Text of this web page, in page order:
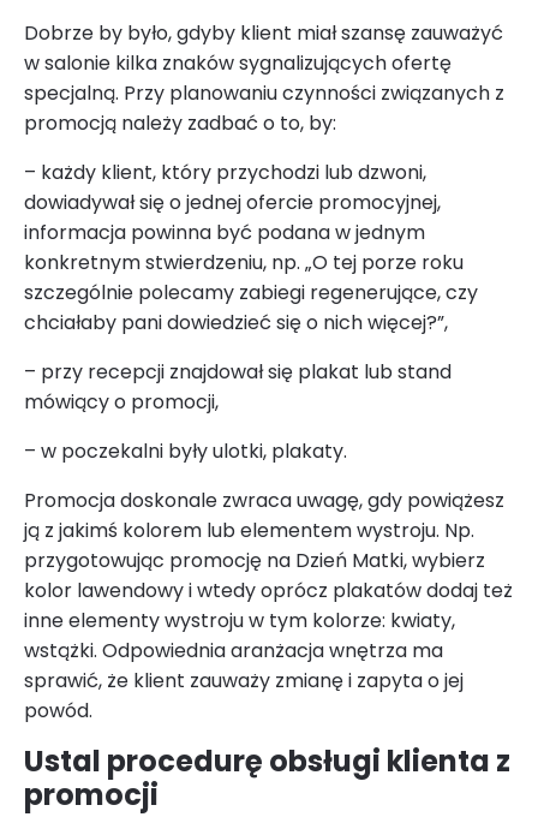
Dobrze by było, gdyby klient miał szansę zauważyć
w salonie kilka znaków sygnalizujących ofertę
specjalną. Przy planowaniu czynności związanych z
promocją należy zadbać o to, by:
– każdy klient, który przychodzi lub dzwoni,
dowiadywał się o jednej ofercie promocyjnej,
informacja powinna być podana w jednym
konkretnym stwierdzeniu, np. „O tej porze roku
szczególnie polecamy zabiegi regenerujące, czy
chciałaby pani dowiedzieć się o nich więcej?”,
– przy recepcji znajdował się plakat lub stand
mówiący o promocji,
– w poczekalni były ulotki, plakaty.
Promocja doskonale zwraca uwagę, gdy powiążesz
ją z jakimś kolorem lub elementem wystroju. Np.
przygotowując promocję na Dzień Matki, wybierz
kolor lawendowy i wtedy oprócz plakatów dodaj też
inne elementy wystroju w tym kolorze: kwiaty,
wstążki. Odpowiednia aranżacja wnętrza ma
sprawić, że klient zauważy zmianę i zapyta o jej
powód.
Ustal procedurę obsługi klienta z
promocji